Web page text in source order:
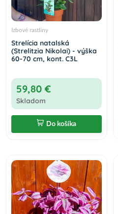
Izbové rastliny
Strelícia natalská
(Strelitzia Nikolai) - výška
60-70 cm, kont. C3L
59,80 €
Skladom
Do košíka